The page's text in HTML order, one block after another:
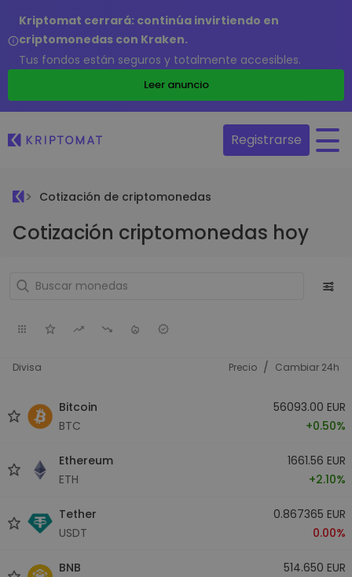
Kriptomat cerrará: continúa invirtiendo en
criptomonedas con Kraken.
Tus fondos están seguros y totalmente accesibles.
Leer anuncio
Registrarse
Cotización de criptomonedas
Cotización criptomonedas hoy
Divisa Precio / Cambiar 24h
Bitcoin
BTC
56093.00 EUR
+0.50%
Ethereum
ETH
1661.56 EUR
+2.10%
Tether
USDT
0.867365 EUR
0.00%
BNB
514.650 EUR